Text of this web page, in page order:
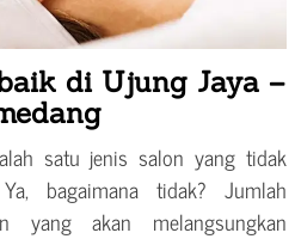
di Ujung Jaya –
satu jenis salon yang tidak
bagaimana tidak? Jumlah
yang akan melangsungkan